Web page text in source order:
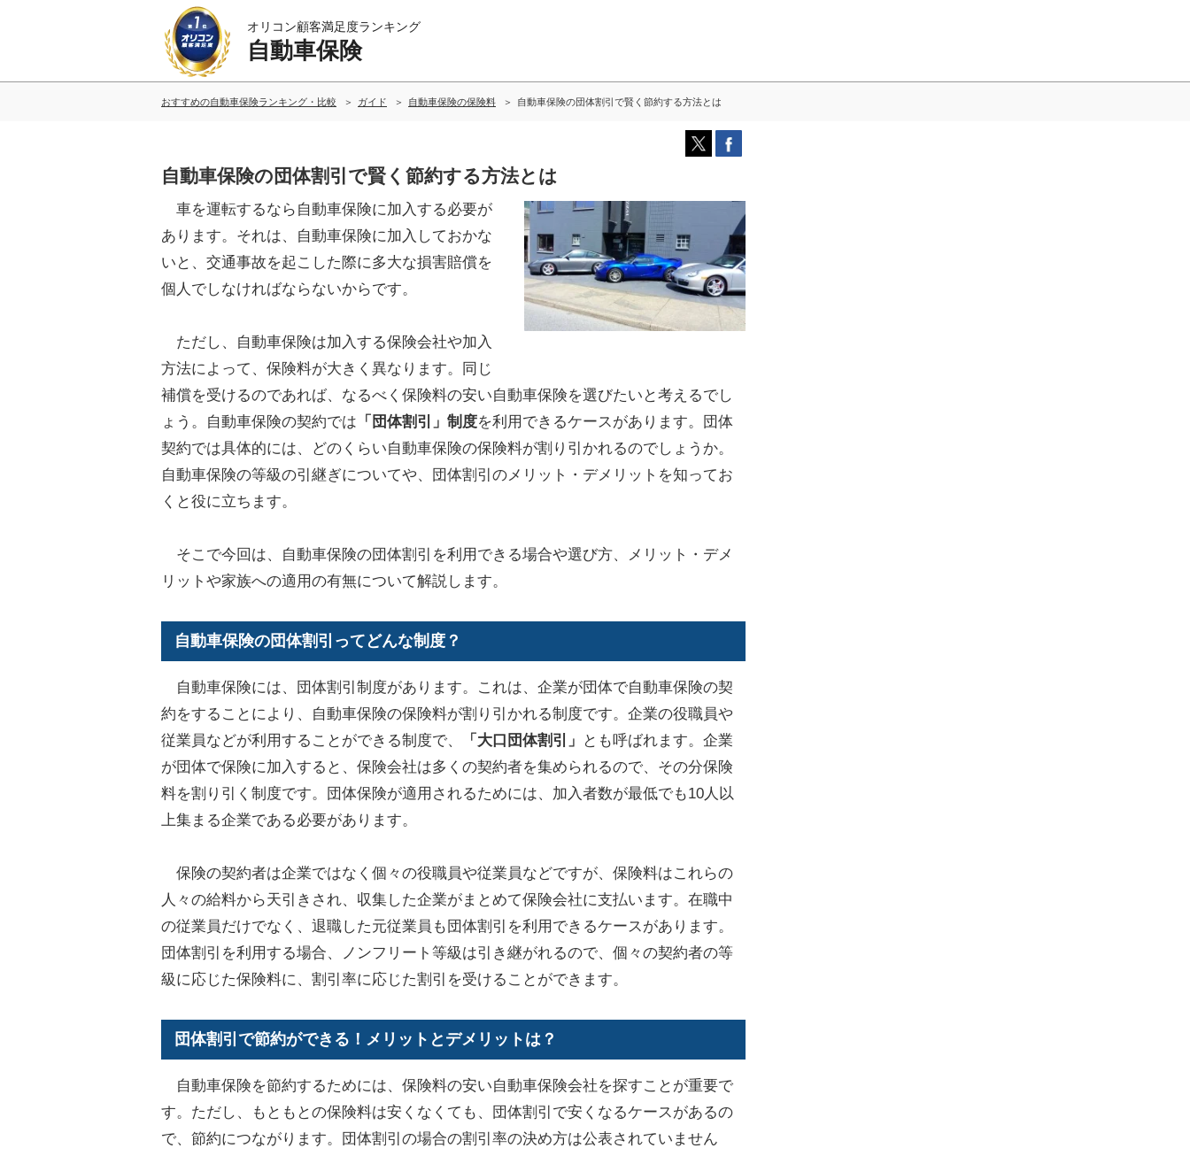
オリコン顧客満足度ランキング
自動車保険
おすすめの自動車保険ランキング・比較 ガイド 自動車保険の保険料 自動車保険の団体割引で賢く節約する方法とは
自動車保険の団体割引で賢く節約する方法とは
車を運転するなら自動車保険に加入する必要が
あります。それは、自動車保険に加入しておかな
いと、交通事故を起こした際に多大な損害賠償を
個人でしなければならないからです。
ただし、自動車保険は加入する保険会社や加入
方法によって、保険料が大きく異なります。同じ
補償を受けるのであれば、なるべく保険料の安い自動車保険を選びたいと考えるでし
ょう。自動車保険の契約では 「団体割引」制度を利用できるケースがあります。団体
契約では具体的には、どのくらい自動車保険の保険料が割り引かれるのでしょうか。
自動車保険の等級の引継ぎについてや、団体割引のメリット・デメリットを知ってお
くと役に立ちます。
そこで今回は、自動車保険の団体割引を利用できる場合や選び方、メリット・デメ
リットや家族への適用の有無について解説します。
自動車保険の団体割引ってどんな制度？
自動車保険には、団体割引制度があります。これは、企業が団体で自動車保険の契
約をすることにより、自動車保険の保険料が割り引かれる制度です。企業の役職員や
従業員などが利用することができる制度で、
「大口団体割引」
とも呼ばれます。企業
が団体で保険に加入すると、保険会社は多くの契約者を集められるので、その分保険
料を割り引く制度です。団体保険が適用されるためには、加入者数が最低でも10人以
上集まる企業である必要があります。
保険の契約者は企業ではなく個々の役職員や従業員などですが、保険料はこれらの
人々の給料から天引きされ、収集した企業がまとめて保険会社に支払います。在職中
の従業員だけでなく、退職した元従業員も団体割引を利用できるケースがあります。
団体割引を利用する場合、ノンフリート等級は引き継がれるので、個々の契約者の等
級に応じた保険料に、割引率に応じた割引を受けることができます。
団体割引で節約ができる！メリットとデメリットは？
自動車保険を節約するためには、保険料の安い自動車保険会社を探すことが重要で
す。ただし、もともとの保険料は安くなくても、団体割引で安くなるケースがあるの
で、節約につながります。団体割引の場合の割引率の決め方は公表されていません